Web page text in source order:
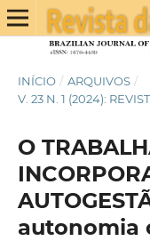
INÍCIO / ARQUIVOS /
V. 23 N. 1 (2024):
O
autonomia